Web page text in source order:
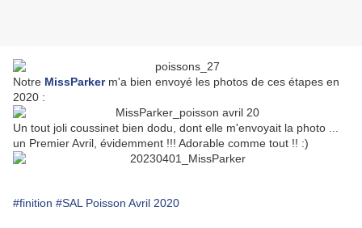
Notre MissParkerm'a bien envoyé les photos de ces étapes en
2020 :
Un tout joli coussinet bien dodu, dont elle m'envoyait la photo ...
un Premier Avril, évidemment !!! Adorable comme tout !! :)
#finition #SAL Poisson Avril 2020